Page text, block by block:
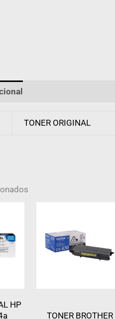
TONER ORIGINAL
HP
TONER BROTHER